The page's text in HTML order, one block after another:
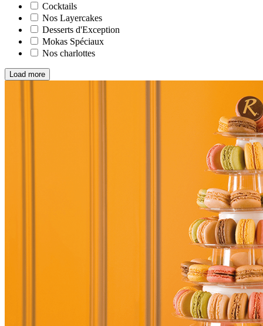
Cocktails
Nos Layercakes
Desserts d'Exception
Mokas Spéciaux
Nos charlottes
Load more